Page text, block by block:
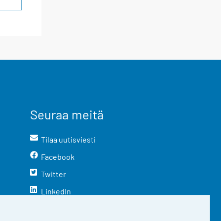
Seuraa meitä
Tilaa uutisviesti
Facebook
Twitter
LinkedIn